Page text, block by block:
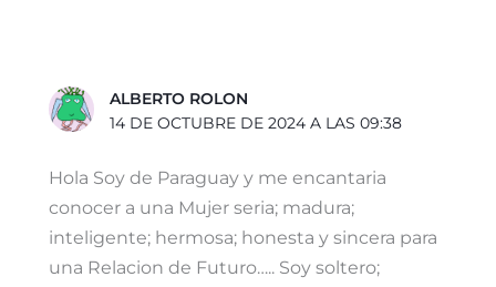
ALBERTO ROLON
14 DE OCTUBRE DE 2024 A LAS 09:38
Hola Soy de Paraguay y me encantaria
conocer a una Mujer seria; madura;
inteligente; hermosa; honesta y sincera para
una Relacion de Futuro….. Soy soltero;